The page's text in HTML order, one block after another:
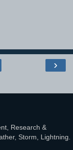
›
Research &
Storm, Lightning.